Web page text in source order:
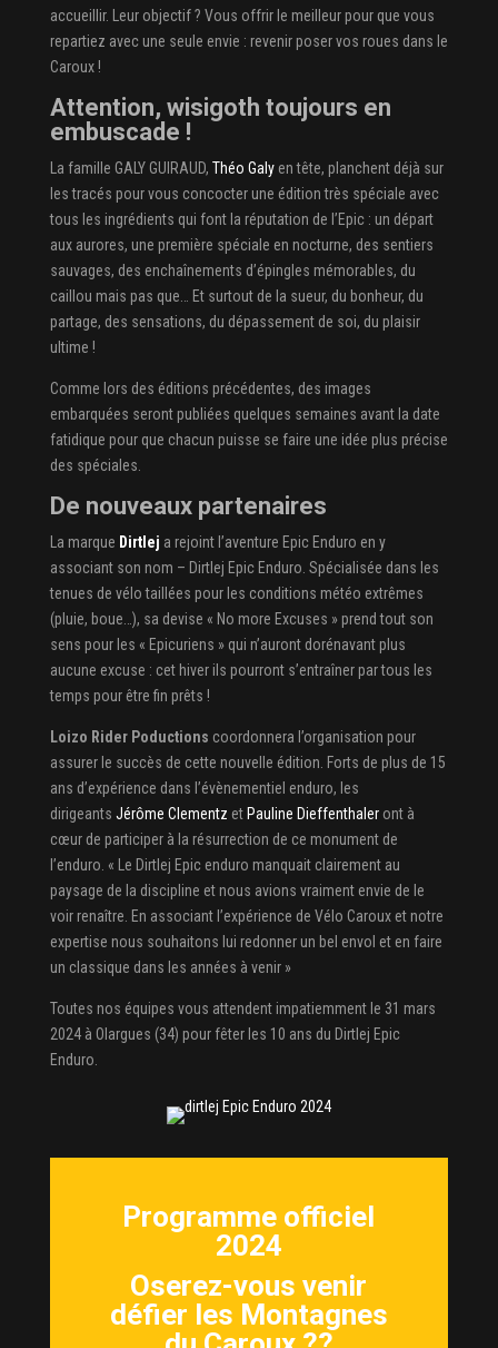
accueillir. Leur objectif ? Vous offrir le meilleur pour que vous
repartiez avec une seule envie : revenir poser vos roues dans le
Caroux !
Attention, wisigoth toujours en
embuscade !
La famille GALY GUIRAUD, Théo Galyen tête, planchent déjà sur
les tracés pour vous concocter une édition très spéciale avec
tous les ingrédients qui font la réputation de l’Epic : un départ
aux aurores, une première spéciale en nocturne, des sentiers
sauvages, des enchaînements d’épingles mémorables, du
caillou mais pas que… Et surtout de la sueur, du bonheur, du
partage, des sensations, du dépassement de soi, du plaisir
ultime !
Comme lors des éditions précédentes, des images
embarquées seront publiées quelques semaines avant la date
fatidique pour que chacun puisse se faire une idée plus précise
des spéciales.
De nouveaux partenaires
La marque Dirtlej a rejoint l’aventure Epic Enduro en y
associant son nom – Dirtlej Epic Enduro. Spécialisée dans les
tenues de vélo taillées pour les conditions météo extrêmes
(pluie, boue…), sa devise « No more Excuses » prend tout son
sens pour les « Epicuriens » qui n’auront dorénavant plus
aucune excuse : cet hiver ils pourront s’entraîner par tous les
temps pour être fin prêts !
Loizo Rider Poductions coordonnera l’organisation pour
assurer le succès de cette nouvelle édition. Forts de plus de 15
ans d’expérience dans l’évènementiel enduro, les
dirigeants Jérôme Clementz et Pauline Dieffenthaleront à
cœur de participer à la résurrection de ce monument de
l’enduro. « Le Dirtlej Epic enduro manquait clairement au
paysage de la discipline et nous avions vraiment envie de le
voir renaître. En associant l’expérience de Vélo Caroux et notre
expertise nous souhaitons lui redonner un bel envol et en faire
un classique dans les années à venir »
Toutes nos équipes vous attendent impatiemment le 31 mars
2024 à Olargues (34) pour fêter les 10 ans du Dirtlej Epic
Enduro.
Programme officiel
2024
Oserez-vous venir
défier les Montagnes